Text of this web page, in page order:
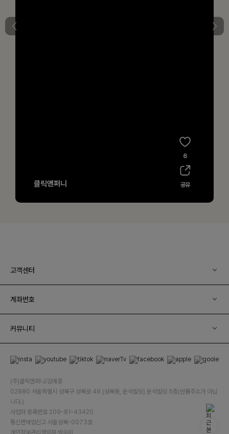
고객센터
계좌번호
커뮤니티
(주)클릭앤퍼니/김예중
02880 서울특별시 성북구 성북로 49 (성북동, 운석빌딩) 운석빌딩 5층(반품주소가 아닙
니다.)
사업자 등록번호 209-81-43420
통신판매업신고 서울성북-0073호
개인정보관리책임자 박수미